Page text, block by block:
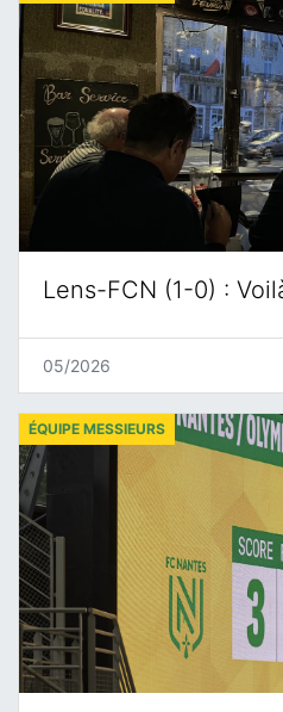
Lens-FCN (1-0) :
05/2026
ÉQUIPE MESSIEURS